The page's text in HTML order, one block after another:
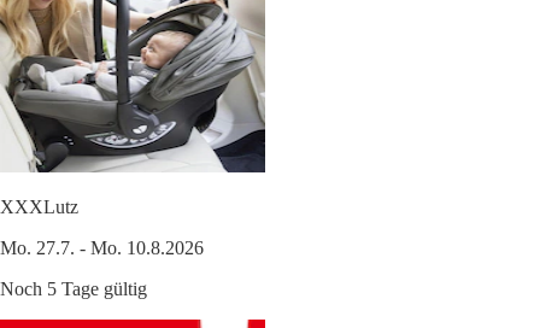
XXXLutz
Mo. 27.7. - Mo. 10.8.2026
Noch 5 Tage gültig